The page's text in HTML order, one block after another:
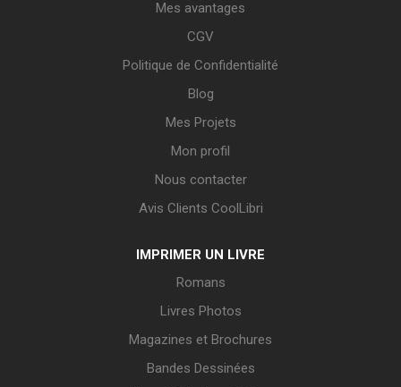
Mes avantages
CGV
Politique de Confidentialité
Blog
Mes Projets
Mon profil
Nous contacter
Avis Clients CoolLibri
IMPRIMER UN LIVRE
Romans
Livres Photos
Magazines et Brochures
Bandes Dessinées